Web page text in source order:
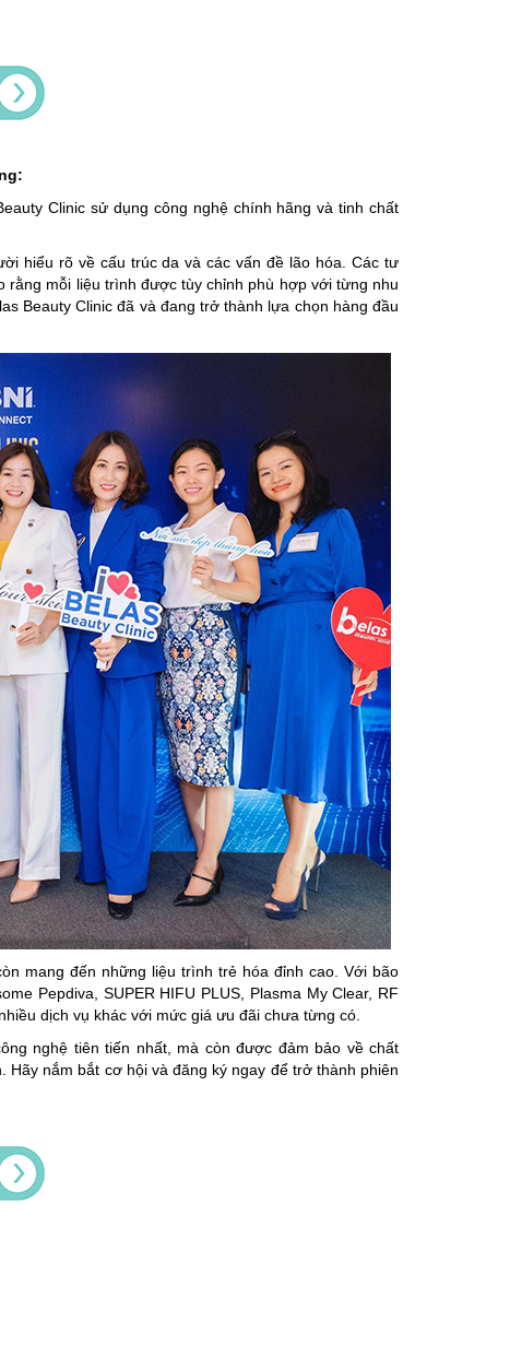
Clinic sử dụng công nghệ chính hãng và tinh chất
hiểu rõ về cấu trúc da và các vấn đề lão hóa. Các tư
rằng mỗi liệu trình được tùy chỉnh phù hợp với từng nhu
Beauty Clinic đã và đang trở thành lựa chọn hàng đầu
mang đến những liệu trình trẻ hóa đỉnh cao. Với bão
Pepdiva, SUPER HIFU PLUS, Plasma My Clear, RF
dịch vụ khác với mức giá ưu đãi chưa từng có.
nghệ tiên tiến nhất, mà còn được đảm bảo về chất
nắm bắt cơ hội và đăng ký ngay để trở thành phiên